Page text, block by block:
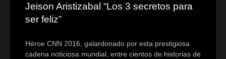
Jeison Aristizabal “Los 3 secretos para
ser feliz”
Héroe CNN 2016, galardonado por esta prestigiosa
cadena noticiosa mundial, entre cientos de historias de